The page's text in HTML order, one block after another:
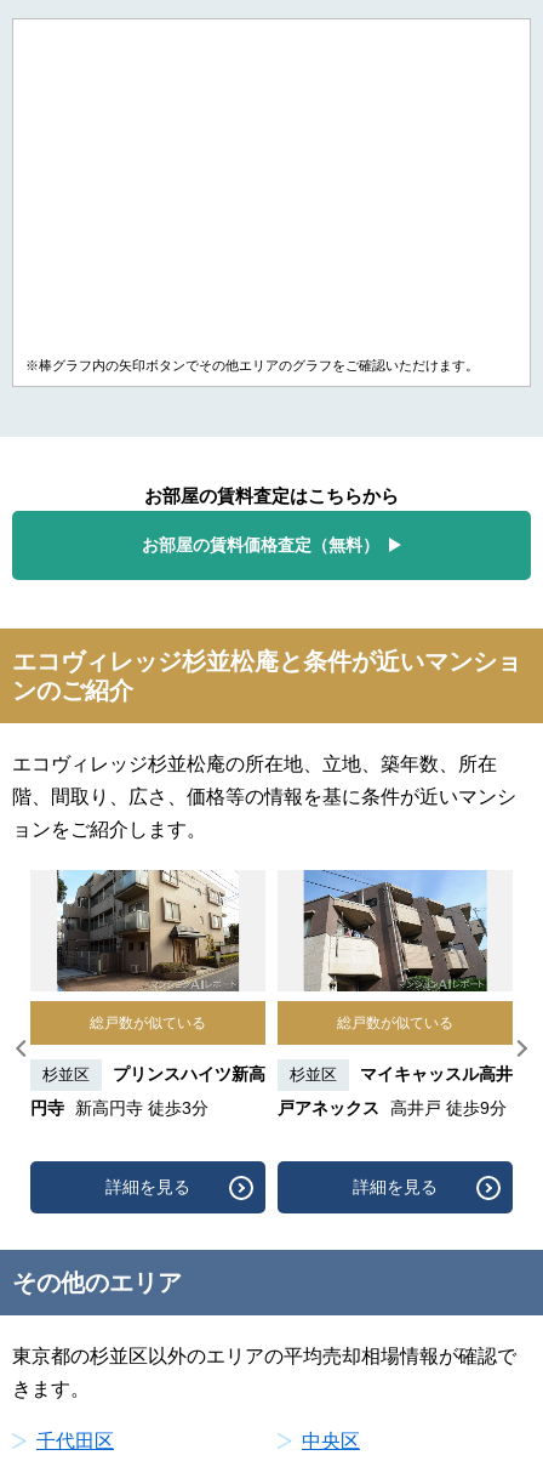
※棒グラフ内の矢印ボタンでその他エリアのグラフをご確認いただけます。
お部屋の賃料査定はこちらから
お部屋の賃料価格査定（無料）
エコヴィレッジ杉並松庵と条件が近いマンショ
ンのご紹介
エコヴィレッジ杉並松庵の所在地、立地、築年数、所在
階、間取り、広さ、価格等の情報を基に条件が近いマンシ
ョンをご紹介します。
総戸数が似ている
杉並区
プリンスハイツ新高
円寺
新高円寺 徒歩3分
詳細を見る
総戸数が似ている
杉並区
マイキャッスル高井
戸アネックス
高井戸 徒歩9分
詳細を見る
その他のエリア
東京都の杉並区以外のエリアの平均売却相場情報が確認で
きます。
千代田区 中央区